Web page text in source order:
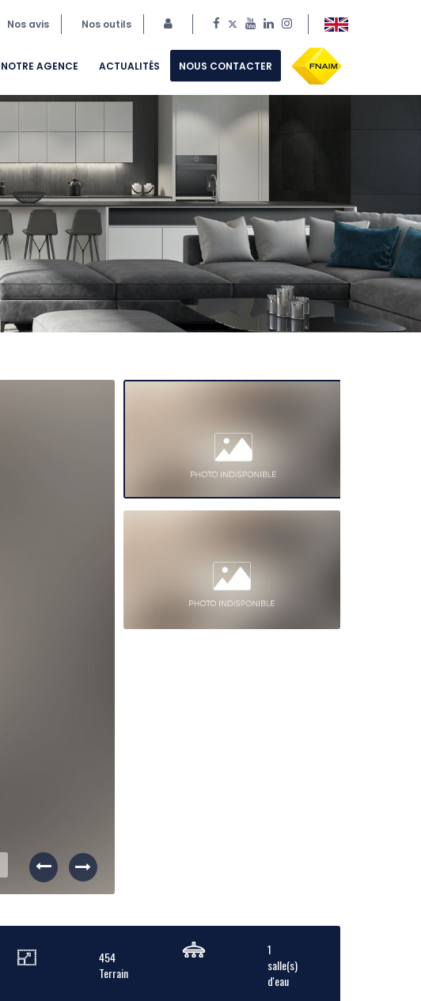
Nos avis Nos outils
NOTRE AGENCE ACTUALITÉS NOUS CONTACTER
454
Terrain
1
salle(s)
d'eau